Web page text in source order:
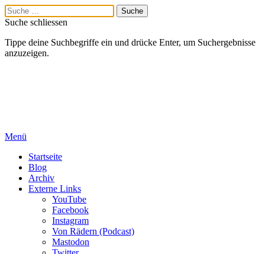
Suche schliessen
Tippe deine Suchbegriffe ein und drücke Enter, um Suchergebnisse
anzuzeigen.
Menü
Startseite
Blog
Archiv
Externe Links
YouTube
Facebook
Instagram
Von Rädern (Podcast)
Mastodon